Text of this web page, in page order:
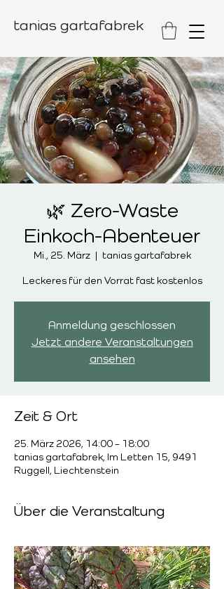
tanias gartafabrek
🌿 Zero-Waste
Einkoch-Abenteuer
Mi., 25. März
  |
tanias gartafabrek
Leckeres für den Vorrat fast kostenlos
Anmeldung geschlossen
Jetzt andere Veranstaltungen
ansehen
Zeit & Ort
25. März 2026, 14:00 – 18:00
tanias gartafabrek, Im Letten 15, 9491
Ruggell, Liechtenstein
Über die Veranstaltung